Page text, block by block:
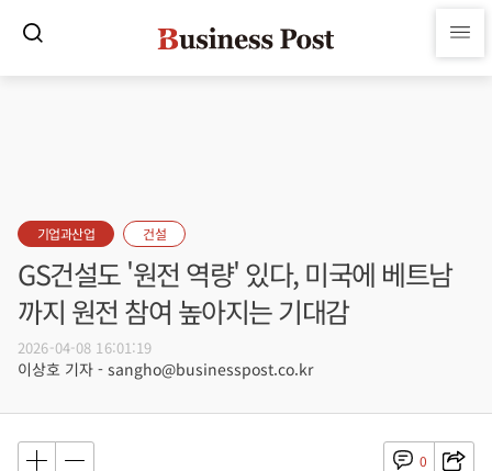
기업과산업 건설
GS건설도 '원전 역량' 있다, 미국에 베트남
까지 원전 참여 높아지는 기대감
2026-04-08 16:01:19
이상호 기자 - sangho@businesspost.co.kr
0